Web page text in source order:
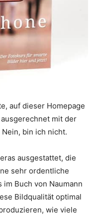
auf dieser Homepage
mit der
bin ich nicht.
ausgestattet, die
sehr ordentliche
Buch von Naumann
Bildqualität optimal
wie viele